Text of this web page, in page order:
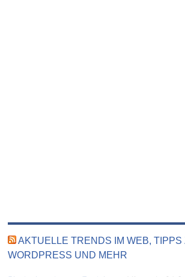
AKTUELLE TRENDS IM WEB, TIPPS
WORDPRESS UND MEHR